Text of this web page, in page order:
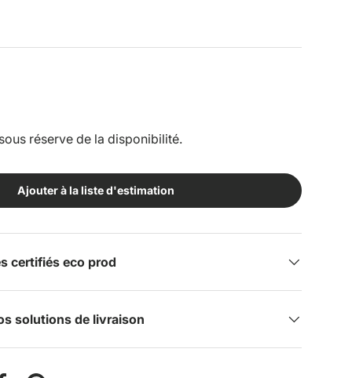
réserve de la disponibilité.
Ajouter à la liste d'estimation
certifiés eco prod
solutions de livraison